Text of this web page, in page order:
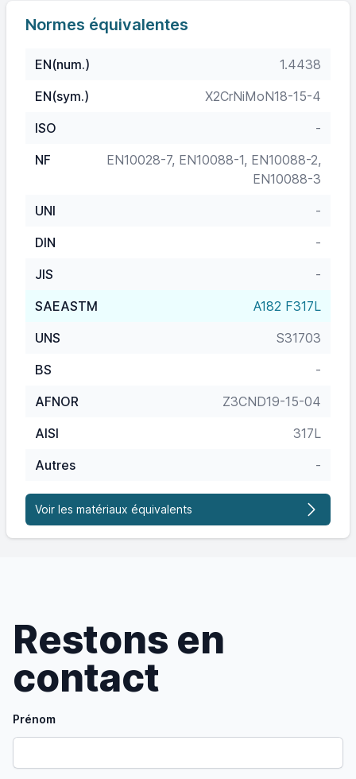
Normes équivalentes
EN(num.)
1.4438
EN(sym.)
X2CrNiMoN18-15-4
ISO
-
NF
EN10028-7, EN10088-1, EN10088-2,
EN10088-3
UNI
-
DIN
-
JIS
-
SAEASTM
A182 F317L
UNS
S31703
BS
-
AFNOR
Z3CND19-15-04
AISI
317L
Autres
-
Voir les matériaux équivalents
Restons en
contact
Prénom